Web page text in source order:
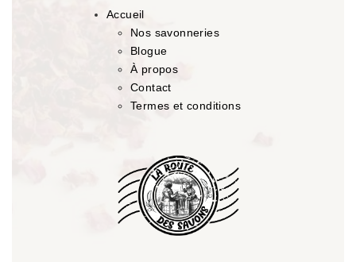
Accueil
Nos savonneries
Blogue
À propos
Contact
Termes et conditions